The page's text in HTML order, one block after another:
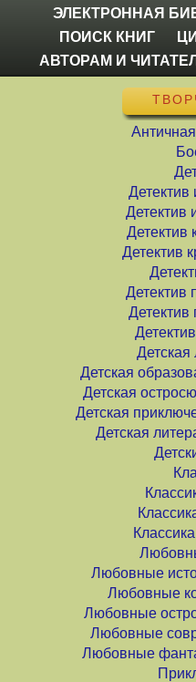
ЭЛЕКТРОННАЯ
ПОИСК КНИГ
АВТОРАМ И
Детектив
Детектив
Детектив
Детектив
Детектив
Детектив
Детская
Детская
Детская
Детская
Детская
Любовные
Любовные
Любовные
Любовные
Любовные